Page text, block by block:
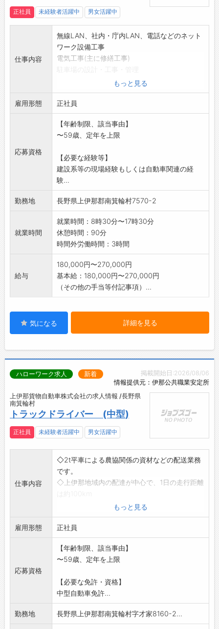
正社員 未経験者活躍中 男女活躍中
仕事内容
無線LAN、社内・庁内LAN、電話などのネット
ワーク設備工事
電気工事(主に修繕工事)
無線機設備の設置・点検・修理
ほか電気・電気通信に関わる事業
ジェネレーター・スターター・カーエアコン等
の自動車電装品修理
カーナビ・ドラレコ・バッテリー等の販売・取
付
公共・民間のネット
ワーク設備構築・工事
変更範囲:会社の定める業務全般
もっと見る
雇用形態 正社員
応募資格
【年齢制限、該当事由】
〜59歳、定年を上限
【必要な経験等】
建設系等の現場経験もしくは自動車関連の経
験...
勤務地 長野県上伊那郡南箕輪村7570-2
就業時間
就業時間：8時30分〜17時30分
休憩時間：90分
時間外労働時間：3時間
給与
180,000円〜270,000円
基本給：180,000円〜270,000円
（その他の手当等付記事項）...
気になる 詳細を見る
掲載開始日:2026/08/06
情報提供元：伊那公共職業安定所
ハローワーク求人 新着
上伊那貨物自動車株式会社の求人情報 /長野県
南箕輪村
トラックドライバー (中型)
正社員 未経験者活躍中 男女活躍中
仕事内容
◇2t平車による農協関係の資材などの配送業務
です。
◇上伊那地域内の配達が中心で、1日の走行距離
前後と無理のない運行です。
◇積み下ろしはフォークリフトまたは手作業で
行いますが、極端
に重い荷物は少なく、体力面の負担も大きく
ありません。
◇残業はほとんどなく、決まったルートで安定
◇フォークリフト免許がない方は、入社後に会
社負担で取得でき
ます。
◇未経験の方には丁寧な指導があり、安心して
もっと見る
雇用形態 正社員
応募資格
【年齢制限、該当事由】
〜59歳、定年を上限
【必要な免許・資格】
中型自動車免許...
勤務地 長野県上伊那郡南箕輪村字才家8160-2...